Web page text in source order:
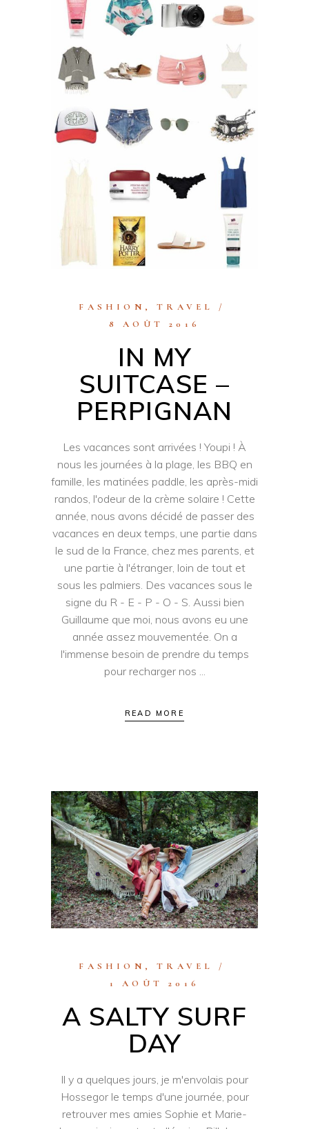
FASHION ,TRAVEL
8 AOÛT 2016
IN MY
SUITCASE –
PERPIGNAN
Les vacances sont arrivées ! Youpi ! À
nous les journées à la plage, les BBQ en
famille, les matinées paddle, les après-midi
randos, l'odeur de la crème solaire ! Cette
année, nous avons décidé de passer des
vacances en deux temps, une partie dans
le sud de la France, chez mes parents, et
une partie à l'étranger, loin de tout et
sous les palmiers. Des vacances sous le
signe du R - E - P - O - S. Aussi bien
Guillaume que moi, nous avons eu une
année assez mouvementée. On a
l'immense besoin de prendre du temps
pour recharger nos
READ MORE
FASHION ,TRAVEL
1 AOÛT 2016
A SALTY SURF
DAY
Il y a quelques jours, je m'envolais pour
Hossegor le temps d'une journée, pour
retrouver mes amies Sophie et Marie-